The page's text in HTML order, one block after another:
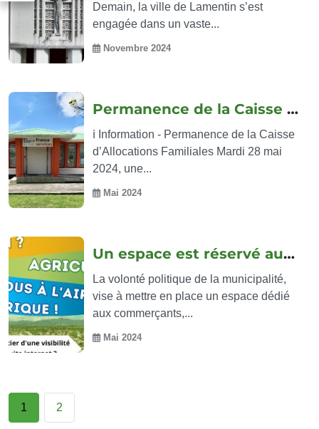
Demain, la ville de Lamentin s’est
engagée dans un vaste...
Novembre 2024
Permanence de la Caisse d’Allocations...
ℹ️ Information - Permanence de la Caisse
d’Allocations Familiales Mardi 28 mai
2024, une...
Mai 2024
Un espace est réservé aux acteurs...
La volonté politique de la municipalité,
vise à mettre en place un espace dédié
aux commerçants,...
Mai 2024
1 2